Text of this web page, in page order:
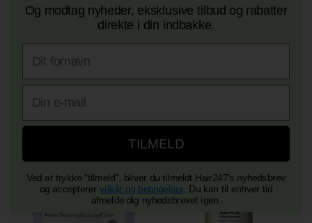
Osmo Deep Moisture
Hydrating Conditioner 1000ml
UDSOLGT
Sachajuan Moisturizing
Conditioner 250ml
Normalpris: 225,00
13.08.26
Og modtag nyheder, eksklusive tilbud og rabatter
direkte i din indbakke.
TILMELD
Ved at trykke "tilmeld", bliver du tilmeldt Hair247's nyhedsbrev
og accepterervilkår og betingelser. Du kan til enhver tid
afmelde dig nyhedsbrevet igen.